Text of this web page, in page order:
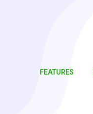
FEATURES